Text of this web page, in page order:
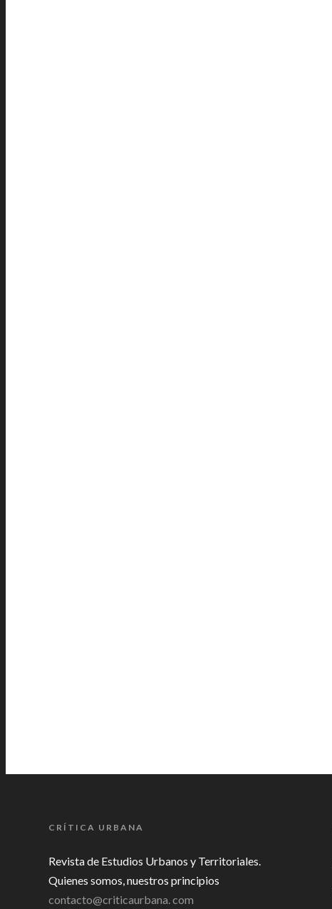
CRÍTICA URBANA
Revista de Estudios Urbanos y Territoriales.
Quienes somos, nuestros principios
contacto@criticaurbana. com